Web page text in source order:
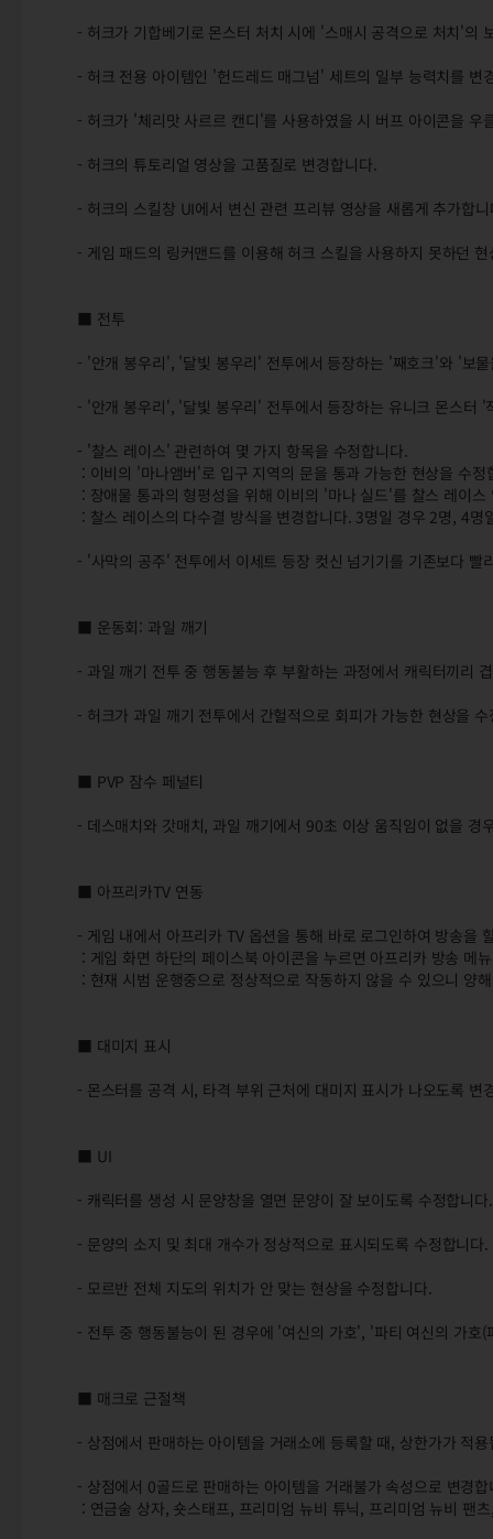
- 허크가 기합베기로 몬스터 처치 시에 '스매시 공격으로 처치'의
- 허크 전용 아이템인 '헌드레드 매그넘' 세트의 일부 능력치를 변
- 허크가 '체리맛 사르르 캔디'를 사용하였을 시 버프 아이콘을 우
- 허크의 튜토리얼 영상을 고품질로 변경합니다.
- 허크의 스킬창 UI에서 변신 관련 프리뷰 영상을 새롭게 추가합
- 게임 패드의 링커맨드를 이용해 허크 스킬을 사용하지 못하던
■ 전투
- '안개 봉우리', '달빛 봉우리' 전투에서 등장하는 '째호크'와 '보
- '안개 봉우리', '달빛 봉우리' 전투에서 등장하는 유니크 몬스터
- '찰스 레이스' 관련하여 몇 가지 항목을 수정합니다.
: 이비의 '마나앰버'로 입구 지역의 문을 통과 가능한 현상을 수정
: 장애물 통과의 형평성을 위해 이비의 '마나 실드'를 찰스 레이
: 찰스 레이스의 다수결 방식을 변경합니다. 3명일 경우 2명, 4
- '사막의 공주' 전투에서 이세트 등장 컷신 넘기기를 기존보다 빨
■ 운동회: 과일 깨기
- 과일 깨기 전투 중 행동불능 후 부활하는 과정에서 캐릭터끼리
- 허크가 과일 깨기 전투에서 간헐적으로 회피가 가능한 현상을
■ PVP 잠수 페널티
- 데스매치와 갓매치, 과일 깨기에서 90초 이상 움직임이 없을 경
■ 아프리카TV 연동
- 게임 내에서 아프리카 TV 옵션을 통해 바로 로그인하여 방송을
: 게임 화면 하단의 페이스북 아이콘을 누르면 아프리카 방송 메
: 현재 시범 운행중으로 정상적으로 작동하지 않을 수 있으니 양
■ 대미지 표시
- 몬스터를 공격 시, 타격 부위 근처에 대미지 표시가 나오도록 변
■ UI
- 캐릭터를 생성 시 문양창을 열면 문양이 잘 보이도록 수정합니다.
- 문양의 소지 및 최대 개수가 정상적으로 표시되도록 수정합니다.
- 모르반 전체 지도의 위치가 안 맞는 현상을 수정합니다.
- 전투 중 행동불능이 된 경우에 '여신의 가호', '파티 여신의 가호
■ 매크로 근절책
- 상점에서 판매하는 아이템을 거래소에 등록할 때, 상한가가 적
- 상점에서 0골드로 판매하는 아이템을 거래불가 속성으로 변경합
: 연금술 상자, 숏스태프, 프리미엄 뉴비 튜닉, 프리미엄 뉴비 팬